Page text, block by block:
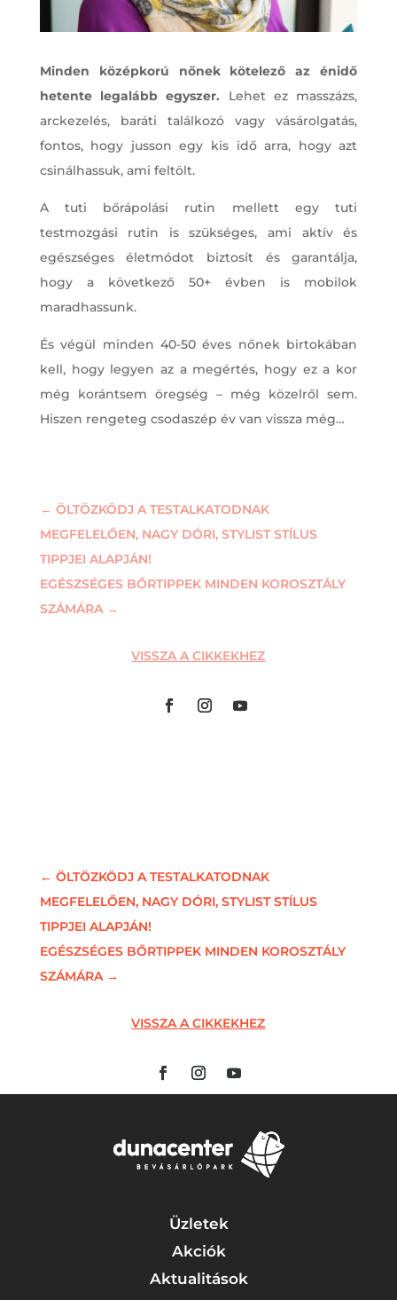
Minden középkorú nőnek kötelező az énidő
hetente legalább egyszer. Lehet ez masszázs,
arckezelés, baráti találkozó vagy vásárolgatás,
fontos, hogy jusson egy kis idő arra, hogy azt
csinálhassuk, ami feltölt.
A tuti bőrápolási rutin mellett egy tuti
testmozgási rutin is szükséges, ami aktív és
egészséges életmódot biztosít és garantálja,
hogy a következő 50+ évben is mobilok
maradhassunk.
És végül minden 40-50 éves nőnek birtokában
kell, hogy legyen az a megértés, hogy ez a kor
még korántsem öregség – még közelről sem.
Hiszen rengeteg csodaszép év van vissza még…
← ÖLTÖZKÖDJ A TESTALKATODNAK
MEGFELELŐEN, NAGY DÓRI, STYLIST STÍLUS
TIPPJEI ALAPJÁN!
EGÉSZSÉGES BŐRTIPPEK MINDEN KOROSZTÁLY
SZÁMÁRA→
VISSZA A CIKKEKHEZ
← ÖLTÖZKÖDJ A TESTALKATODNAK
MEGFELELŐEN, NAGY DÓRI, STYLIST STÍLUS
TIPPJEI ALAPJÁN!
EGÉSZSÉGES BŐRTIPPEK MINDEN KOROSZTÁLY
SZÁMÁRA→
VISSZA A CIKKEKHEZ
Üzletek
Akciók
Aktualitások